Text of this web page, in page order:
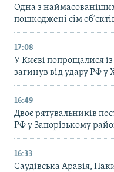
Одна з
пошкоджені сім
17:08
У Києві попрощалися
загинув від удару РФ у
16:49
Двоє рятувальників
РФ у Запорізькому
16:33
Саудівська Аравія,